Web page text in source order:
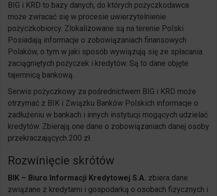
BIG i KRD to bazy danych, do których pożyczkodawca
może zwracać się w procesie uwierzytelnienie
pożyczkobiorcy. Zlokalizowane są na terenie Polski.
Posiadają informacje o zobowiązaniach finansowych
Polaków, o tym w jaki sposób wywiązują się ze spłacania
zaciągniętych pożyczek i kredytów. Są to dane objęte
tajemnicą bankową.
Serwis pożyczkowy za pośrednictwem BIG i KRD może
otrzymać z BIK i Związku Banków Polskich informacje o
zadłużeniu w bankach i innych instytucji mogących udzielać
kredytów. Zbierają one dane o zobowiązaniach danej osoby
przekraczających 200 zł.
Rozwinięcie skrótów
BIK – Biuro Informacji Kredytowej S.A. zbiera dane
związane z kredytami i gospodarką o osobach fizycznych i